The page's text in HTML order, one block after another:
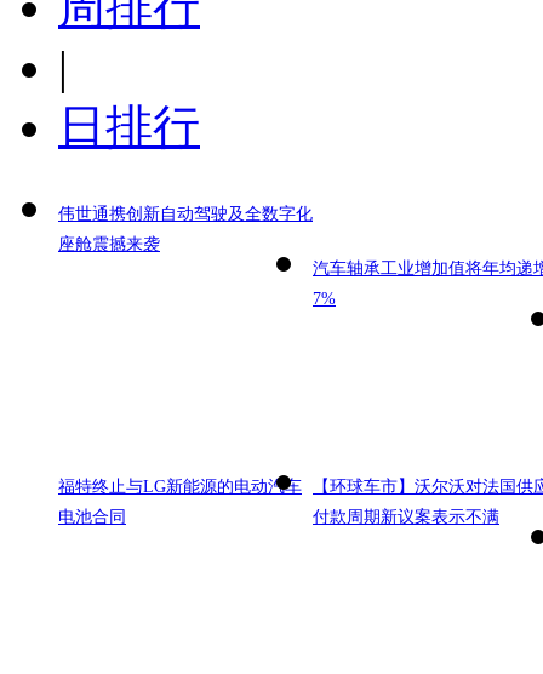
|
日排行
伟世通携创新自动驾驶及全数字化
座舱震撼来袭
汽车轴承工业增加值将年均递
7%
福特终止与LG新能源的电动汽车
电池合同
【环球车市】沃尔沃对法国供
付款周期新议案表示不满